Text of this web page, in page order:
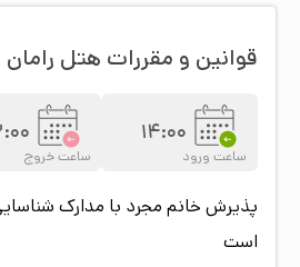
قوانین و مقررات هتل رامان
ساعت ورود
14:00
ساعت خروج
پذیرش خانم مجرد با مدارک
است